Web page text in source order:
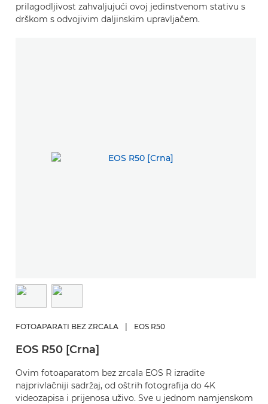
prilagodljivost zahvaljujući ovoj jedinstvenom stativu s
drškom s odvojivim daljinskim upravljačem.
FOTOAPARATI BEZ ZRCALA | EOS R50
EOS R50 [Crna]
Ovim fotoaparatom bez zrcala EOS R izradite
najprivlačniji sadržaj, od oštrih fotografija do 4K
videozapisa i prijenosa uživo. Sve u jednom namjenskom